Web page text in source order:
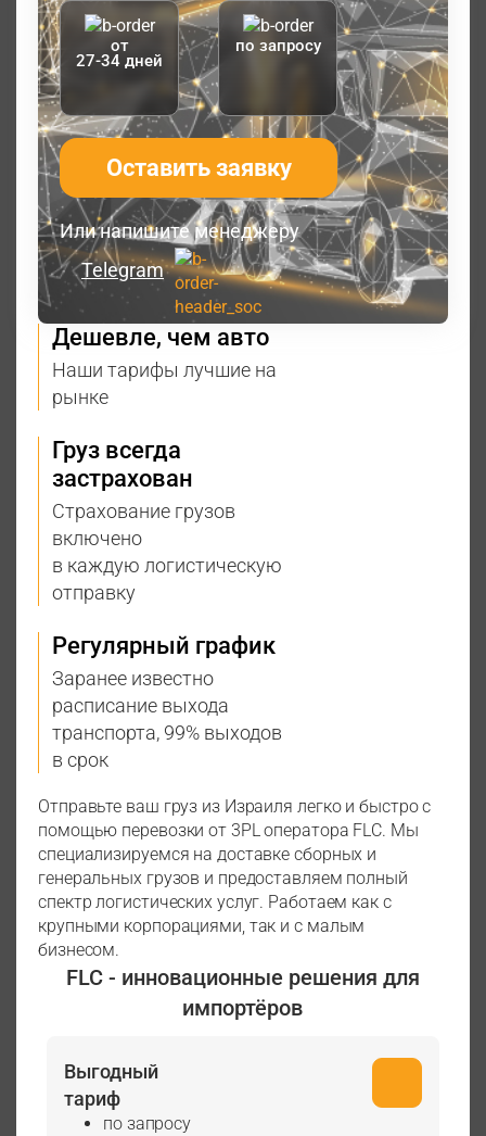
от
27-34 дней
по запросу
Оставить заявку
Или напишите менеджеру
Telegram
Дешевле, чем авто
Наши тарифы лучшие на
рынке
Груз всегда
застрахован
Страхование грузов
включено
в каждую логистическую
отправку
Регулярный график
Заранее известно
расписание выхода
транспорта, 99% выходов
в срок
Отправьте ваш груз из Израиля легко и быстро с
помощью перевозки от 3PL оператора FLС. Мы
специализируемся на доставке сборных и
генеральных грузов и предоставляем полный
спектр логистических услуг. Работаем как с
крупными корпорациями, так и с малым
бизнесом.
FLC - инновационные решения для
импортёров
Выгодный
тариф
по запросу